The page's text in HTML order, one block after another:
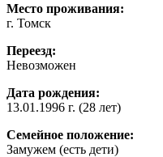
Место проживания:
г. Томск
Переезд:
Невозможен
Дата рождения:
13.01.1996 г. (28 лет)
Семейное положение:
Замужем (есть дети)